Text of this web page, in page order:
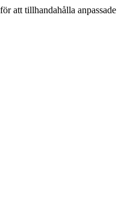
att tillhandahålla anpassade